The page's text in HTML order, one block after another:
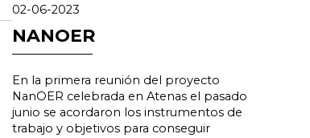
02-06-2023
NANOER
En la primera reunión del proyecto
NanOER celebrada en Atenas el pasado
junio se acordaron los instrumentos de
trabajo y objetivos para conseguir